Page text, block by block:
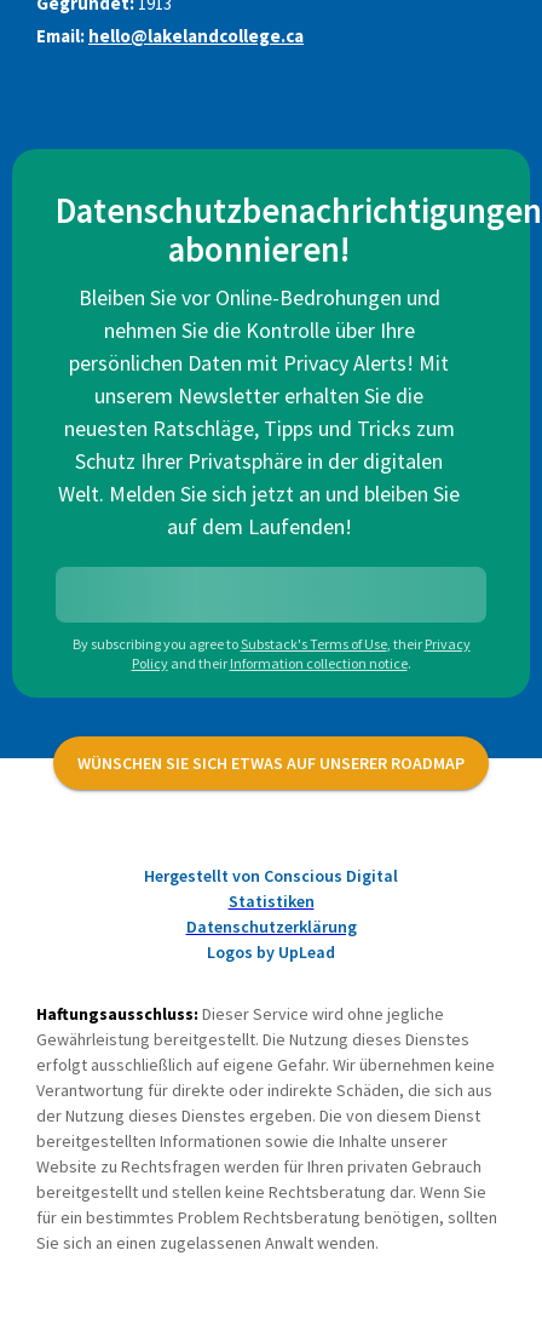
Email: hello@lakelandcollege.ca
Datenschutzbenachrichtigungen
abonnieren!
Bleiben Sie vor Online-Bedrohungen und
nehmen Sie die Kontrolle über Ihre
persönlichen Daten mit Privacy Alerts! Mit
unserem Newsletter erhalten Sie die
neuesten Ratschläge, Tipps und Tricks zum
Schutz Ihrer Privatsphäre in der digitalen
Welt. Melden Sie sich jetzt an und bleiben Sie
auf dem Laufenden!
By subscribing you agree toSubstack's Terms of Use, their Privacy
Policy and their Information collection notice.
WÜNSCHEN SIE SICH ETWAS AUF UNSERER ROADMAP
Hergestellt von Conscious Digital
Statistiken
Datenschutzerklärung
Logos by UpLead
Haftungsausschluss: Dieser Service wird ohne jegliche
Gewährleistung bereitgestellt. Die Nutzung dieses Dienstes
erfolgt ausschließlich auf eigene Gefahr. Wir übernehmen keine
Verantwortung für direkte oder indirekte Schäden, die sich aus
der Nutzung dieses Dienstes ergeben. Die von diesem Dienst
bereitgestellten Informationen sowie die Inhalte unserer
Website zu Rechtsfragen werden für Ihren privaten Gebrauch
bereitgestellt und stellen keine Rechtsberatung dar. Wenn Sie
für ein bestimmtes Problem Rechtsberatung benötigen, sollten
Sie sich an einen zugelassenen Anwalt wenden.